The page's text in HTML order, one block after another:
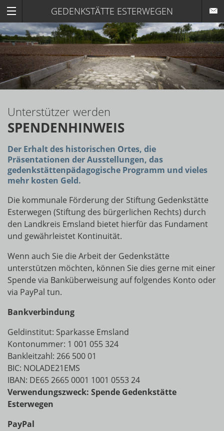
GEDENKSTÄTTE ESTERWEGEN
Unterstützer werden
SPENDENHINWEIS
Der Erhalt des historischen Ortes, die
Präsentationen der Ausstellungen, das
gedenkstättenpädagogische Programm und vieles
mehr kosten Geld.
Die kommunale Förderung der Stiftung Gedenkstätte
Esterwegen (Stiftung des bürgerlichen Rechts) durch
den Landkreis Emsland bietet hierfür das Fundament
und gewährleistet Kontinuität.
Wenn auch Sie die Arbeit der Gedenkstätte
unterstützen möchten, können Sie dies gerne mit einer
Spende via Banküberweisung auf folgendes Konto oder
via PayPal tun.
Bankverbindung
Geldinstitut: Sparkasse Emsland
Kontonummer: 1 001 055 324
Bankleitzahl: 266 500 01
BIC: NOLADE21EMS
IBAN: DE65 2665 0001 1001 0553 24
Verwendungszweck: Spende Gedenkstätte
Esterwegen
PayPal